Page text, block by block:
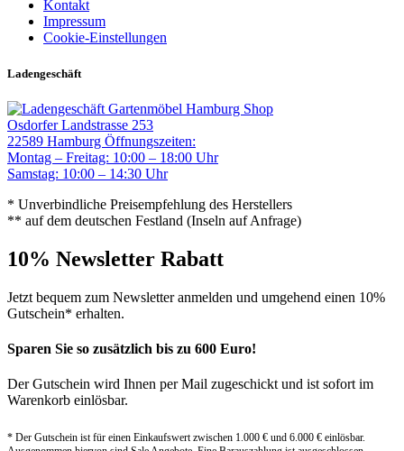
Kontakt
Impressum
Cookie-Einstellungen
Ladengeschäft
Gartenmöbel Hamburg Shop
Osdorfer Landstrasse 253
22589 Hamburg Öffnungszeiten:
Montag – Freitag: 10:00 – 18:00 Uhr
Samstag: 10:00 – 14:30 Uhr
* Unverbindliche Preisempfehlung des Herstellers
** auf dem deutschen Festland (Inseln auf Anfrage)
10% Newsletter Rabatt
Jetzt bequem zum Newsletter anmelden und umgehend einen 10%
Gutschein* erhalten.
Sparen Sie so zusätzlich bis zu 600 Euro!
Der Gutschein wird Ihnen per Mail zugeschickt und ist sofort im
Warenkorb einlösbar.
* Der Gutschein ist für einen Einkaufswert zwischen 1.000 € und 6.000 € einlösbar.